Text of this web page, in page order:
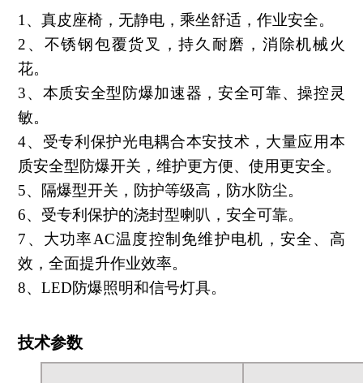
1、真皮座椅，无静电，乘坐舒适，作业安全。
2、不锈钢包覆货叉，持久耐磨，消除机械火
花。
3、本质安全型防爆加速器，安全可靠、操控灵
敏。
4、受专利保护光电耦合本安技术，大量应用本
质安全型防爆开关，维护更方便、使用更安全。
5、隔爆型开关，防护等级高，防水防尘。
6、受专利保护的浇封型喇叭，安全可靠。
7、大功率AC温度控制免维护电机，安全、高
效，全面提升作业效率。
8、LED防爆照明和信号灯具。
技术参数